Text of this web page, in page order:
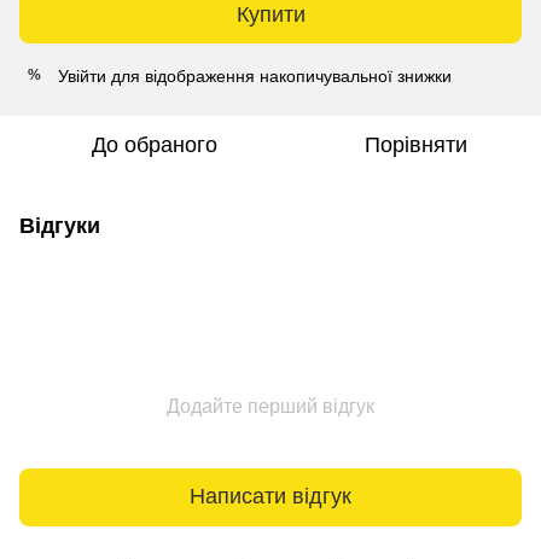
Купити
% Увійти для відображення накопичувальної знижки
До обраного Порівняти
Відгуки
Додайте перший відгук
Написати відгук